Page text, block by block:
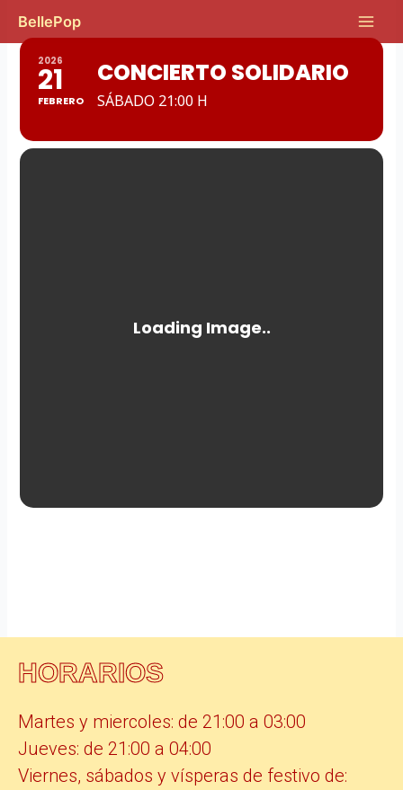
contenido
BellePop
Main
2026
21
FEBRERO
CONCIERTO SOLIDARIO
SÁBADO 21:00 H
HORARIOS
Martes y miercoles: de 21:00 a 03:00
Jueves: de 21:00 a 04:00
Viernes, sábados y vísperas de festivo de: